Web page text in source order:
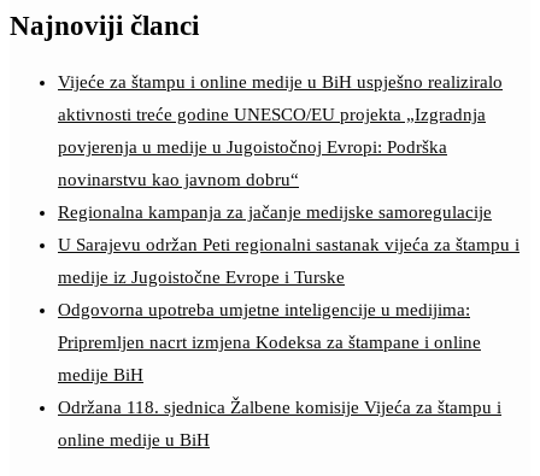
Najnoviji članci
Vijeće za štampu i online medije u BiH uspješno realiziralo
aktivnosti treće godine UNESCO/EU projekta „Izgradnja
povjerenja u medije u Jugoistočnoj Evropi: Podrška
novinarstvu kao javnom dobru“
Regionalna kampanja za jačanje medijske samoregulacije
U Sarajevu održan Peti regionalni sastanak vijeća za štampu i
medije iz Jugoistočne Evrope i Turske
Odgovorna upotreba umjetne inteligencije u medijima:
Pripremljen nacrt izmjena Kodeksa za štampane i online
medije BiH
Održana 118. sjednica Žalbene komisije Vijeća za štampu i
online medije u BiH